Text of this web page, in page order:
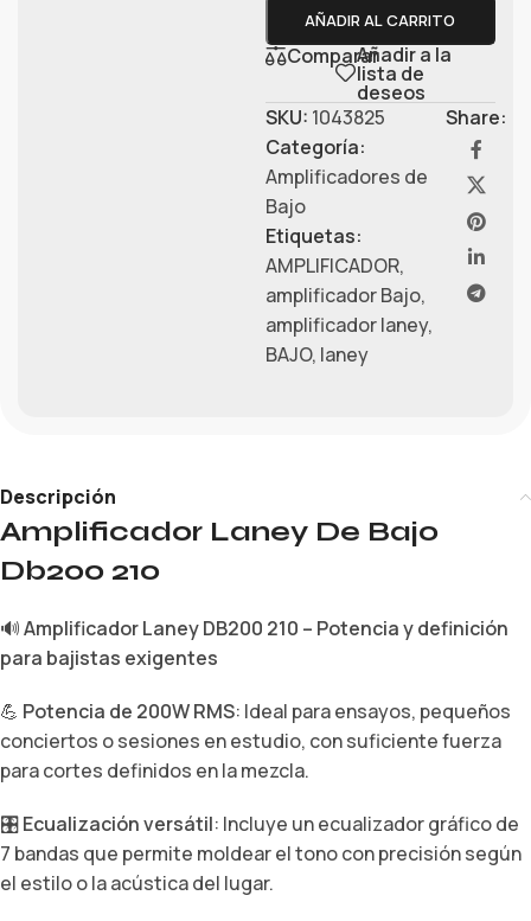
AÑADIR AL CARRITO
CompararAñadir a la
lista de
deseos
SKU: 1043825
Categoría:
Amplificadores de
Bajo
Etiquetas:
AMPLIFICADOR,
amplificador Bajo,
amplificador laney,
BAJO, laney
Share:
Descripción
Amplificador Laney De Bajo
Db200 210
🔊Amplificador Laney DB200 210 – Potencia y definición
para bajistas exigentes
💪 Potencia de 200W RMS: Ideal para ensayos, pequeños
conciertos o sesiones en estudio, con suficiente fuerza
para cortes definidos en la mezcla.
🎛️Ecualización versátil: Incluye un ecualizador gráfico de
7 bandas que permite moldear el tono con precisión según
el estilo o la acústica del lugar.